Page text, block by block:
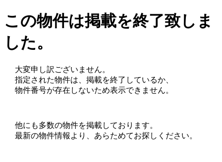
この物件は掲載を終了致しま
した。
大変申し訳ございません。
指定された物件は、掲載を終了しているか、
物件番号が存在しないため表示できません。
他にも多数の物件を掲載しております。
最新の物件情報より、あらためてお探しください。